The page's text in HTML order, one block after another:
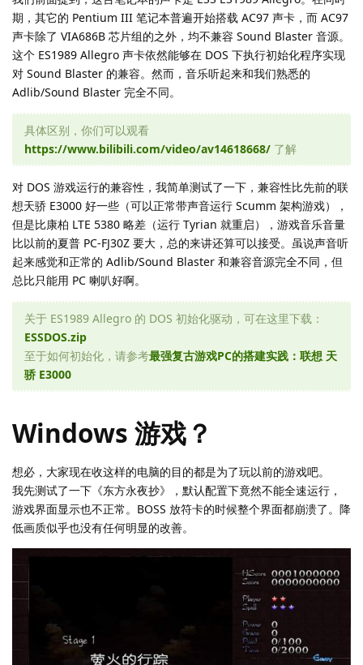
期，其它的 Pentium III 笔记本普遍开始搭载 AC97 声卡，而 AC97
声卡除了 VIA686B 芯片组的之外，均不兼容 Sound Blaster 音源。
这个 ES1989 Allegro 声卡依然能够在 DOS 下执行初始化程序实现
对 Sound Blaster 的兼容。然而，音乐听起来和我们熟悉的
Adlib/Sound Blaster 完全不同。
具体区别，你们可以观看
https://www.bilibili.com/video/av14618668/ 了解
对 DOS 游戏运行的兼容性，我简单测试了一下，兼容性比先前的联
想天骄 E3000 好一些（可以正常带声音运行 Scumm 架构游戏），
但是比康柏 LTE 5380 略差（运行 Tyrian 就重启），游戏音乐音量
比以前的夏普 PC-FJ30Z 要大，总的来讲还算可以接受。虽说声音听
起来感觉和正常的 Adlib/Sound Blaster 和兼容音源完全不同，但
总比只能用 PC 喇叭好啊。
关于 ES1989 Allegro 的 DOS 初始化驱动，可在这里下载：
ESSDOS.zip
至于如何初始化，请参考最强复古游戏PC的搭建实践：联想 天
骄 E3000
Windows 游戏？
想必，大家现在收这样的电脑的目的都是为了玩以前的游戏吧。
我先测试了一下《东方永夜抄》，默认配置下竟然不能全速运行，
游戏界面显示也不正常。BOSS 放符卡的时候整个界面都崩溃了。降
低画质似乎也没有任何明显的改善。